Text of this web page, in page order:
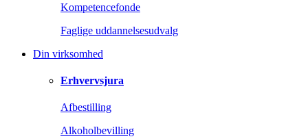
Kompetencefonde
Faglige uddannelsesudvalg
Din virksomhed
Erhvervsjura
Afbestilling
Alkoholbevilling